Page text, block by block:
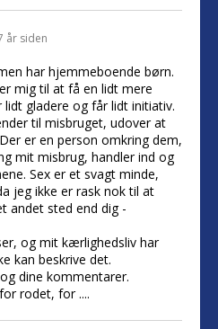
år siden
har hjemmeboende børn.
mig til at få en lidt mere
lidt gladere og får lidt initiativ.
til misbruget, udover at
er en person omkring dem,
mit misbrug, handler ind og
Sex er et svagt minde,
jeg ikke er rask nok til at
andet sted end dig -
og mit kærlighedsliv har
kan beskrive det.
dine kommentarer.
rodet, for ....